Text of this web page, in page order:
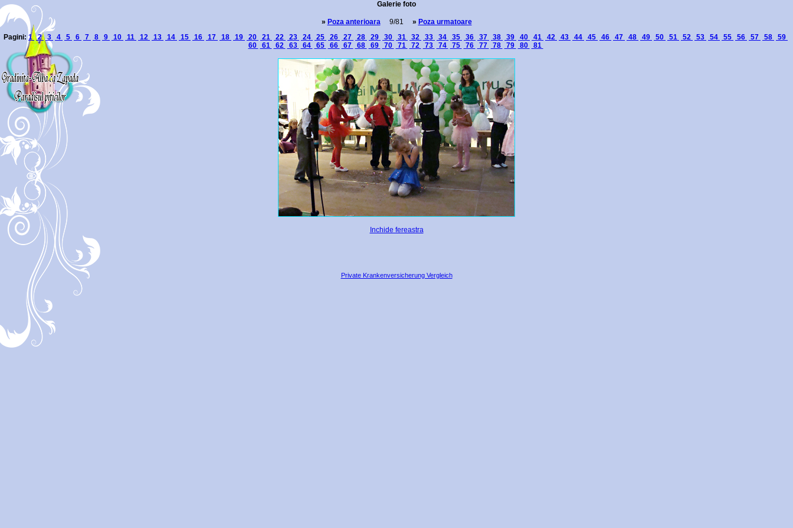
Galerie foto
» Poza anterioara9/81 » Poza urmatoare
Pagini:1 2 3 4 5 6 7 8 9 10 11 12 13 14 15 16 17 18 19 20 21 22 23 24 25 26 27 28 29 30 31 32 33 34 35 36 37 38 39 40 41 42 43 44 45 46 47 48 49 50 51 52 53 54 55 56 57 58
59
60
61 62 63 64 65 66 67 68 69 70 71 72 73 74 75 76 77 78 79 80 81
Inchide fereastra
Private Krankenversicherung Vergleich